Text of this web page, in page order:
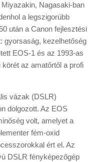
Nagasaki-ban
a legszigorúbb
után a Canon fejlesztési
gyorsaság, kezelhetőség
EOS-1 és az 1993-as
az amatőrtől a profi
vázak (DSLR)
dolgozott. Az EOS
volt, amelyet a
fém-oxid
ért el. Az
DSLR fényképezőgép